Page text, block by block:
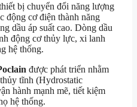
bị chuyển đổi năng lượng
động cơ điện thành năng
dầu áp suất cao. Dòng dầu
động cơ thủy lực, xi lanh
hệ thống.
được phát triển nhằm
tĩnh (Hydrostatic
hành mạnh mẽ, tiết kiệm
hệ thống.